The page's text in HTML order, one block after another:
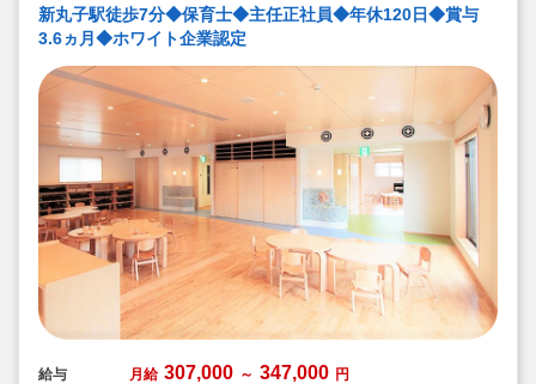
◆退職金制度あり
◆職員同士の協力を大切にしています！保育経験がな
い、ブランクが有る方もOK（先輩スタッフがサポートし
新丸子駅徒歩7分◆保育士◆主任正社員◆年休120日◆賞与
3.6ヵ月◆ホワイト企業認定
給与 月給 307,000 ～ 347,000 円